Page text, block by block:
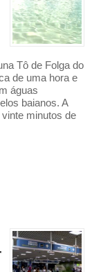
Tô de Folga do
de uma hora e
águas
baianos. A
minutos de